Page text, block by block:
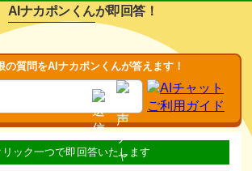
AIナカポンくんが即回答！
の質問をAIナカポンくんが答えます！